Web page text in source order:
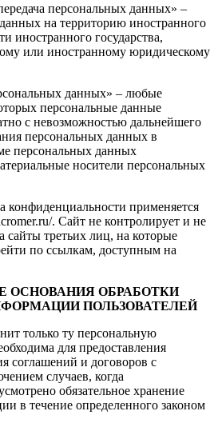
персональных данных» –
на территорию иностранного
иностранного государства,
или иностранному юридическому
данных» – любые
персональные данные
с невозможностью дальнейшего
персональных данных в
персональных данных
носители персональных
конфиденциальности применяется
. Сайт не контролирует и не
сайты третьих лиц, на которые
по ссылкам, доступным на
ОСНОВАНИЯ ОБРАБОТКИ
ПОЛЬЗОВАТЕЛЕЙ
только ту персональную
для предоставления
соглашений и договоров с
случаев, когда
обязательное хранение
в течение определенного законом